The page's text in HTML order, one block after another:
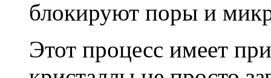
блокируют поры и
Этот процесс имеет